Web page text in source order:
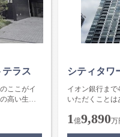
ラス
ここがイ
高い生活
シティタワ
イオン銀行まで
いただくこと
1億9,890万